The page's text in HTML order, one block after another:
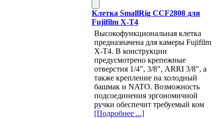
Клетка SmallRig CCF2808 для
Fujifilm X-T4
Высокофункциональная клетка
предназначена для камеры Fujifilm
X-T4. В конструкции
предусмотрено крепежные
отверстия 1/4", 3/8", ARRI 3/8", а
также крепление на холодный
башмак и NATO. Возможность
подсоединения эргономичной
ручки обеспечит требуемый ком
[Подробнее ...]